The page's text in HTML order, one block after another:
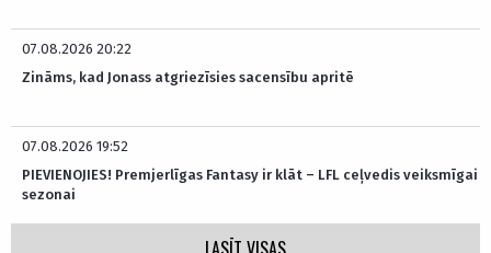
07.08.2026 20:22
Zināms, kad Jonass atgriezīsies sacensību apritē
07.08.2026 19:52
PIEVIENOJIES! Premjerlīgas Fantasy ir klāt – LFL ceļvedis veiksmīgai
sezonai